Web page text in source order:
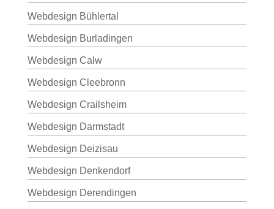
Webdesign Bühlertal
Webdesign Burladingen
Webdesign Calw
Webdesign Cleebronn
Webdesign Crailsheim
Webdesign Darmstadt
Webdesign Deizisau
Webdesign Denkendorf
Webdesign Derendingen